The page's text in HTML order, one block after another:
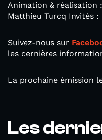
Animation & réalisation
Matthieu Turcq Invités :
Suivez-nous sur
les dernières
La prochaine émission
Les